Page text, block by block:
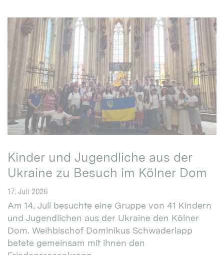
Kinder und Jugendliche aus der
Ukraine zu Besuch im Kölner Dom
17. Juli 2026
Am 14. Juli besuchte eine Gruppe von 41 Kindern
und Jugendlichen aus der Ukraine den Kölner
Dom. Weihbischof Dominikus Schwaderlapp
betete gemeinsam mit ihnen den